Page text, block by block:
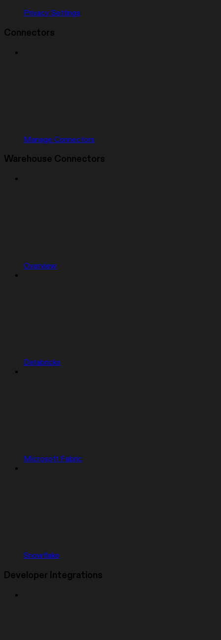
Privacy Settings
Connectors
Manage Connectors
Warehouse Connectors
Overview
Databricks
Microsoft Fabric
Snowflake
Developer Integrations